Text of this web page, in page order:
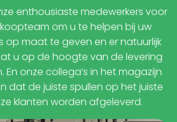
enthousiaste medewerkers voor
om u te helpen bij uw
op maat te geven en er natuurlijk
u op de hoogte van de levering
onze collega’s in het magazijn
dat de juiste spullen op het juiste
klanten worden afgeleverd.